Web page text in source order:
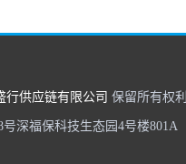
行供应链有限公司 保留所有权利.
深福保科技生态园4号楼801A